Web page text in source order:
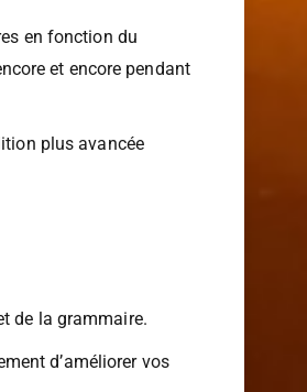
et de style
en fonction du
et encore pendant
plus avancée
de la grammaire.